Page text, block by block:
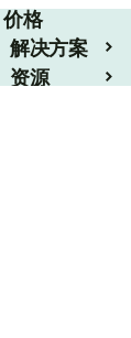
价格
解决方案
资源